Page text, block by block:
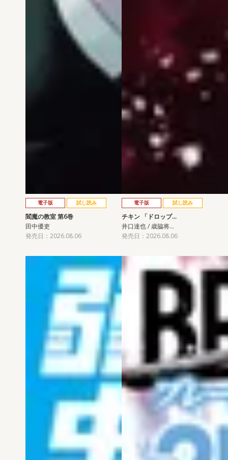
電子版 試し読み
閻魔の教室 第6巻
田中優吏
発売日：2026.08.06
電子版 試し読み
チキン 「ドロップ…
井口達也 / 歳脇将…
発売日：2026.08.06